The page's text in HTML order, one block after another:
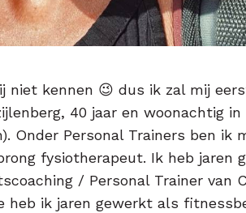
niet kennen 😉 dus ik zal mij
40 jaar en woonachtig
Onder Personal Trainers ben ik
fysiotherapeut. Ik heb jaren
/ Personal Trainer van
ik jaren gewerkt als